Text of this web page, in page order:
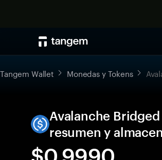
Tangem Wallet Monedas y Tokens
Avalanche
resumen y